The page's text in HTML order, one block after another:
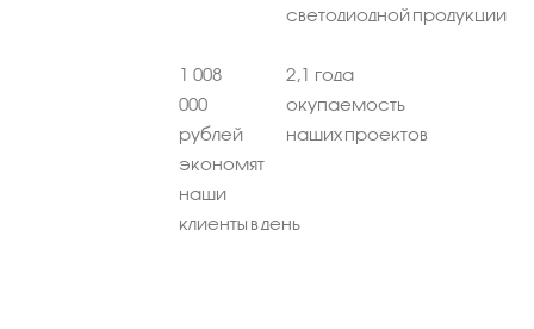
светодиодной продукции
1 008
000
рублей
экономят
наши
клиенты в день
2,1 года
окупаемость
наших проектов